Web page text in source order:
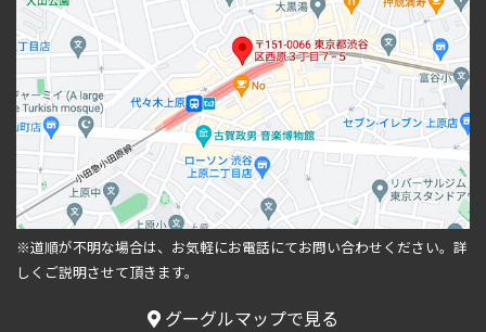
※道順が不明な場合は、お気軽にお電話にてお問い合わせください。 詳
しくご説明させて頂きます。
グーグルマップで見る